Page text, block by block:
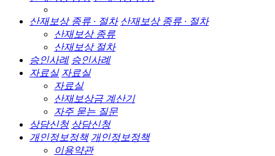
산재보상 종류 · 절차 산재보상 종류 · 절차
산재보상 종류
산재보상 절차
승인사례 승인사례
자료실 자료실
자료실
산재보상금 계산기
자주 묻는 질문
상담신청 상담신청
개인정보정책 개인정보정책
이용약관